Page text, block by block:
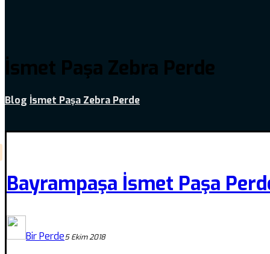
İsmet Paşa Zebra Perde
Blog İsmet Paşa Zebra Perde
Bayrampaşa İsmet Paşa
Bir Perde5 Ekim 2018